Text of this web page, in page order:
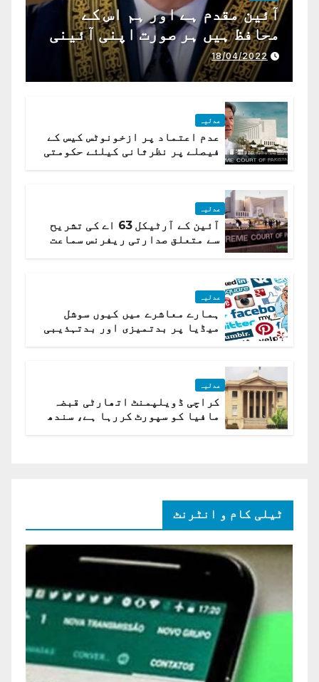
آئین مقدم ہے اور ہم اس کے
محافظ ہیں ہر صورت اپنی آئینی
ذمہ داری ادا کرینگے ، چیف
جسٹس پاکستان
18/04/2022
عدلیہ
عدم اعتماد پر ازخونوٹس کیس کے
فیصلے پر نظرثانی کیلئے حکومتی
عدلیہ
آئین کے آرٹیکل 63 اے کی تشریح
سے متعلق صدارتی ریفرنس سماعت
عدلیہ
ہمارے معاشرے میں کیوں سوشل
میڈیا پر بدتمیزی اور بدتہذیبی
عدلیہ
کراچی ڈویلپمنٹ اتھارٹی قبضہ
مافیا کو سپورٹ کررہا ہے، سندھ
ٹیلی کام و انٹرنٹ